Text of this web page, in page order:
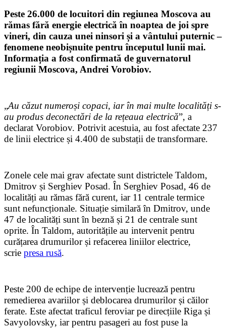
Peste 26.000 de locuitori din regiunea Moscova au
rămas fără energie electrică în noaptea de joi spre
vineri, din cauza unei ninsori și a vântului puternic –
fenomene neobișnuite pentru începutul lunii mai.
Informația a fost confirmată de guvernatorul
regiunii Moscova, Andrei Vorobiov.
„Au căzut numeroși copaci, iar în mai multe localități s-
au produs deconectări de la rețeaua electrică”, a
declarat Vorobiov. Potrivit acestuia, au fost afectate 237
de linii electrice și 4.400 de substații de transformare.
Zonele cele mai grav afectate sunt districtele Taldom,
Dmitrov și Serghiev Posad. În Serghiev Posad, 46 de
localități au rămas fără curent, iar 11 centrale termice
sunt nefuncționale. Situație similară în Dmitrov, unde
47 de localități sunt în beznă și 21 de centrale sunt
oprite. În Taldom, autoritățile au intervenit pentru
curățarea drumurilor și refacerea liniilor electrice,
scrie presa rusă.
Peste 200 de echipe de intervenție lucrează pentru
remedierea avariilor și deblocarea drumurilor și căilor
ferate. Este afectat traficul feroviar pe direcțiile Riga și
Savyolovsky, iar pentru pasageri au fost puse la